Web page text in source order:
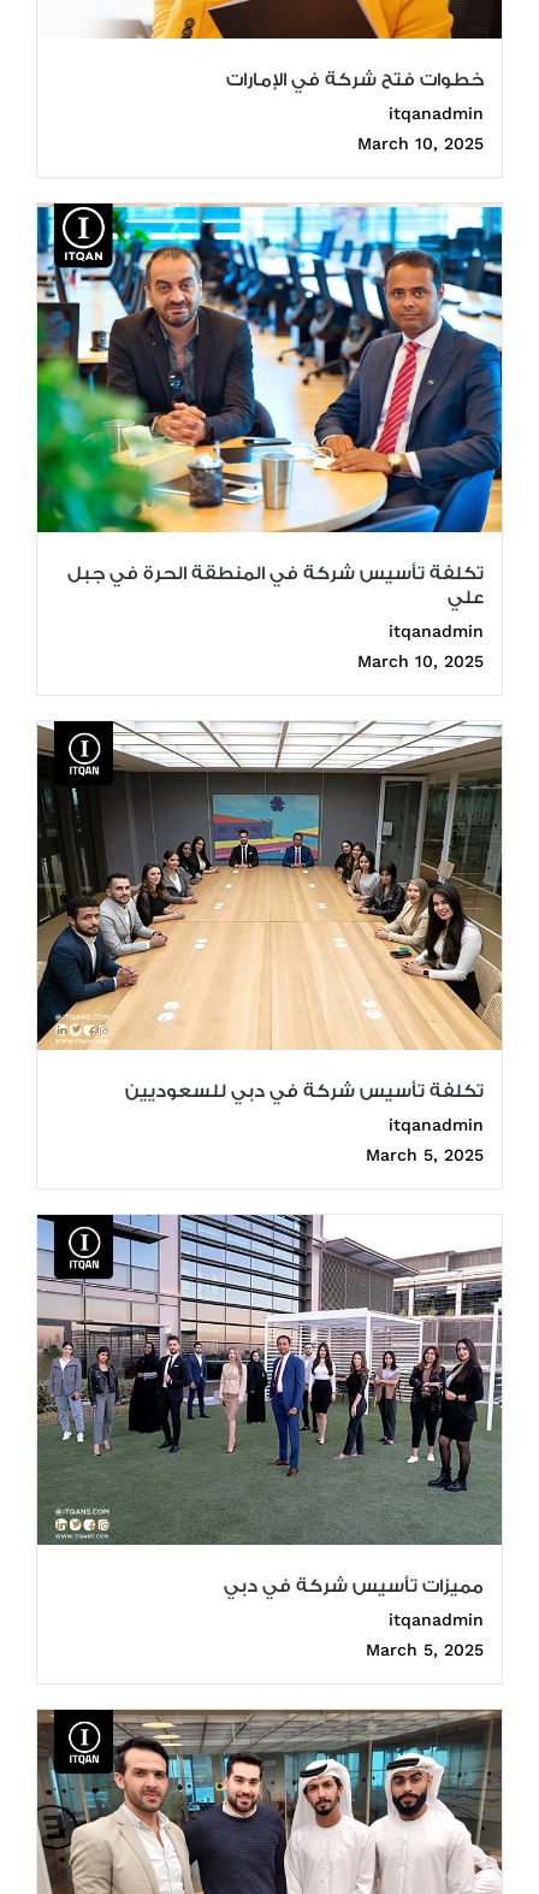
خطوات فتح شركة في الإمارات
itqanadmin
March 10, 2025
تكلفة تأسيس شركة في المنطقة الحرة في جبل
علي
itqanadmin
March 10, 2025
تكلفة تأسيس شركة في دبي للسعوديين
itqanadmin
March 5, 2025
مميزات تأسيس شركة في دبي
itqanadmin
March 5, 2025